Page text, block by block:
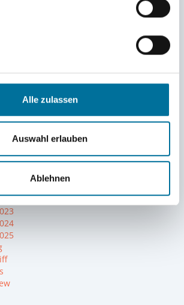
Alle zulassen
Auswahl erlauben
Ablehnen
wir das Segelsetzen vor.
Bord ist weiterhin fröhlich und